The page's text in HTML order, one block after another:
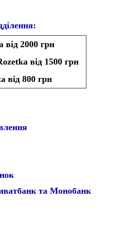
2000 грн
від 1500 грн
від 800 грн
та Монобанк